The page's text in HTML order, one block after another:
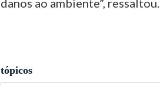
danos ao ambiente”, ressaltou.
tópicos